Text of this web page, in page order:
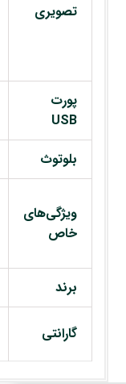
تصویری
پورت
USB
بلوتوث
ویژگی‌های
خاص
برند
گارانتی